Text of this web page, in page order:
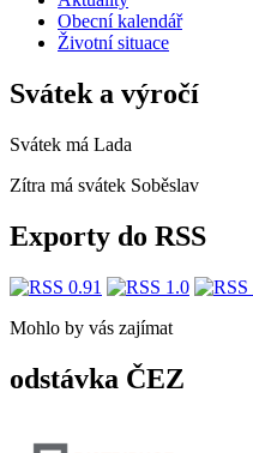
Obecní kalendář
Životní situace
Svátek a výročí
Svátek má Lada
Zítra má svátek Soběslav
Exporty do RSS
Mohlo by vás zajímat
odstávka ČEZ